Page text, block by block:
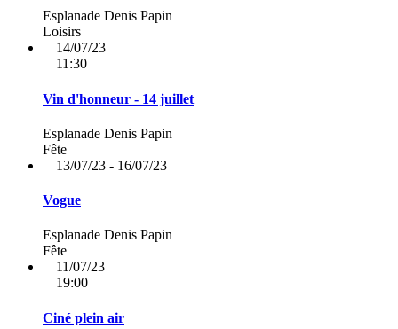
Esplanade Denis Papin
Loisirs
14/07/23
11:30
Vin d'honneur - 14 juillet
Esplanade Denis Papin
Fête
13/07/23 - 16/07/23
Vogue
Esplanade Denis Papin
Fête
11/07/23
19:00
Ciné plein air